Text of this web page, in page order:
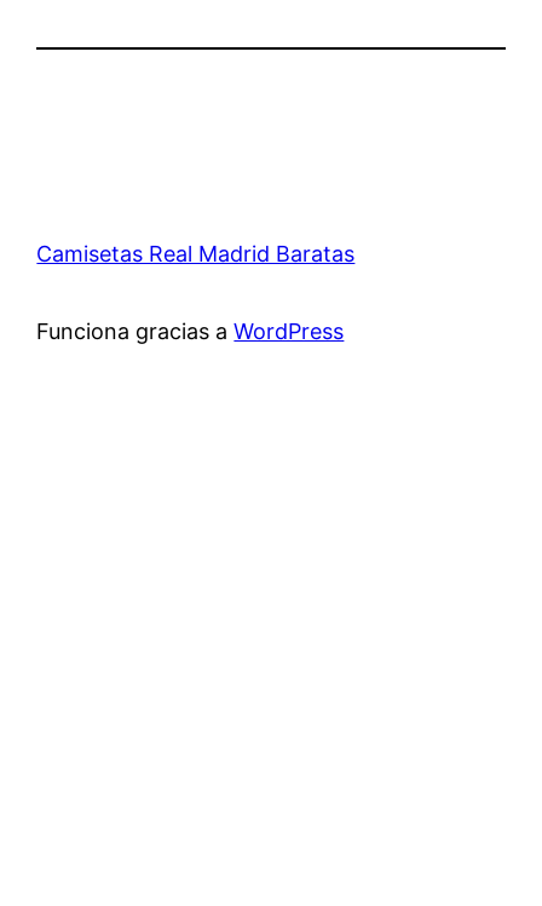
Camisetas Real Madrid Baratas
Funciona gracias aWordPress